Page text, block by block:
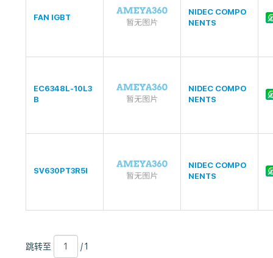
FAN IGBT
NIDEC COMPO
NENTS
EC6348L-10L3
B
NIDEC COMPO
NENTS
SV630PT3R5I
NIDEC COMPO
NENTS
跳
转
跳转至
1
/ 1